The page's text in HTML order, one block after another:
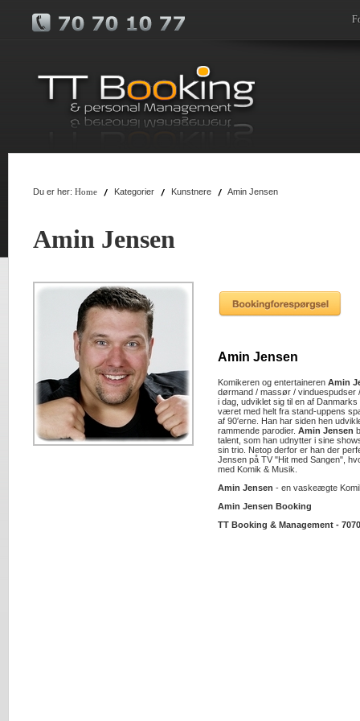
Du er her: Home Kategorier Kunstnere Amin Jensen
Amin Jensen
Amin Jensen
Komikeren og entertaineren Amin
dørmand / massør / vinduespudser
i dag, udviklet sig til en af
været med helt fra stand-uppens
af 90′erne. Han har siden hen
rammende parodier. Amin Jensen
talent, som han udnytter i sine
sin trio. Netop derfor er han der
Jensen på TV "Hit med Sangen",
med Komik & Musik.
Amin Jensen - en vaskeægte
Amin Jensen Booking
TT Booking & Management -